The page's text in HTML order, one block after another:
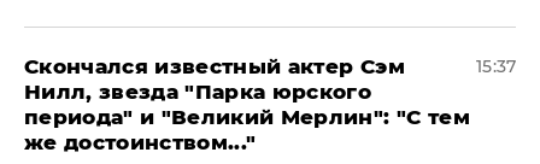
Скончался известный актер Сэм
Нилл, звезда "Парка юрского
периода" и "Великий Мерлин": "С тем
же достоинством..."
15:37